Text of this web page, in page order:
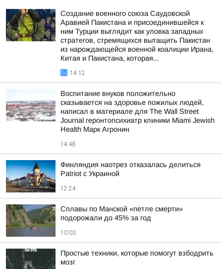
Создание военного союза Саудовской
Аравией Пакистана и присоединившейся к
ним Турции выглядит как уловка западных
стратегов, стремящихся вытащить Пакистан
из нарождающейся военной коалиции Ирана,
Китая и Пакистана, которая...
14:12
Воспитание внуков положительно
сказывается на здоровье пожилых людей,
написал в материале для The Wall Street
Journal геронтопсихиатр клиники Miami Jewish
Health Марк Агронин
14:48
Финляндия наотрез отказалась делиться
Patriot с Украиной
12:24
Сплавы по Манской «петле смерти»
подорожали до 45% за год
10:03
Простые техники, которые помогут взбодрить
мозг